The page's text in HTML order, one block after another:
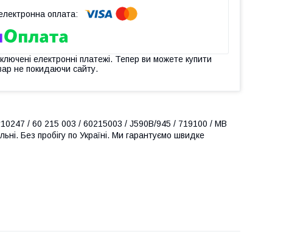
електронні платежі. Тепер ви можете купити
не покидаючи сайту.
/ 60 215 003 / 60215003 / J590B/945 / 719100 / MB
Без пробігу по Україні. Ми гарантуємо швидке